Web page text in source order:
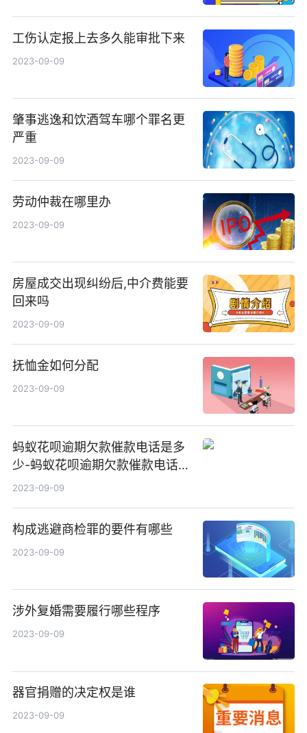
工伤认定报上去多久能审批下来
2023-09-09
肇事逃逸和饮酒驾车哪个罪名更
严重
2023-09-09
劳动仲裁在哪里办
2023-09-09
房屋成交出现纠纷后,中介费能要
回来吗
2023-09-09
抚恤金如何分配
2023-09-09
蚂蚁花呗逾期欠款催款电话是多
少-蚂蚁花呗逾期欠款催款电话是
多少号
2023-09-09
构成逃避商检罪的要件有哪些
2023-09-09
涉外复婚需要履行哪些程序
2023-09-09
器官捐赠的决定权是谁
2023-09-09